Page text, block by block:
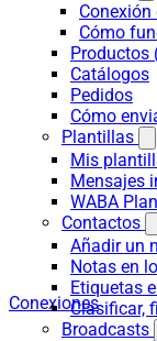
Cómo
Productos
Catálogos
Pedidos
Cómo
Plantillas
Mis
Mensajes
WABA
Contactos
Añadir un
Notas en
Etiquetas
Clasificar,
Broadcasts
Conexiones